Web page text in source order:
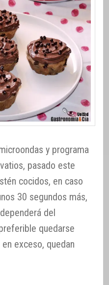
y programa
pasado este
cocidos, en caso
30 segundos más,
del
quedarse
exceso, quedan